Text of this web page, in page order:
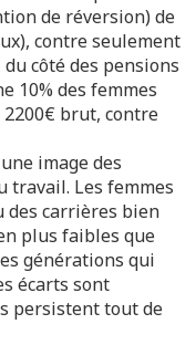
de réversion) de
contre seulement
du côté des pensions
10% des femmes
brut, contre
image des
travail. Les femmes
des carrières bien
plus faibles que
générations qui
écarts sont
persistent tout de